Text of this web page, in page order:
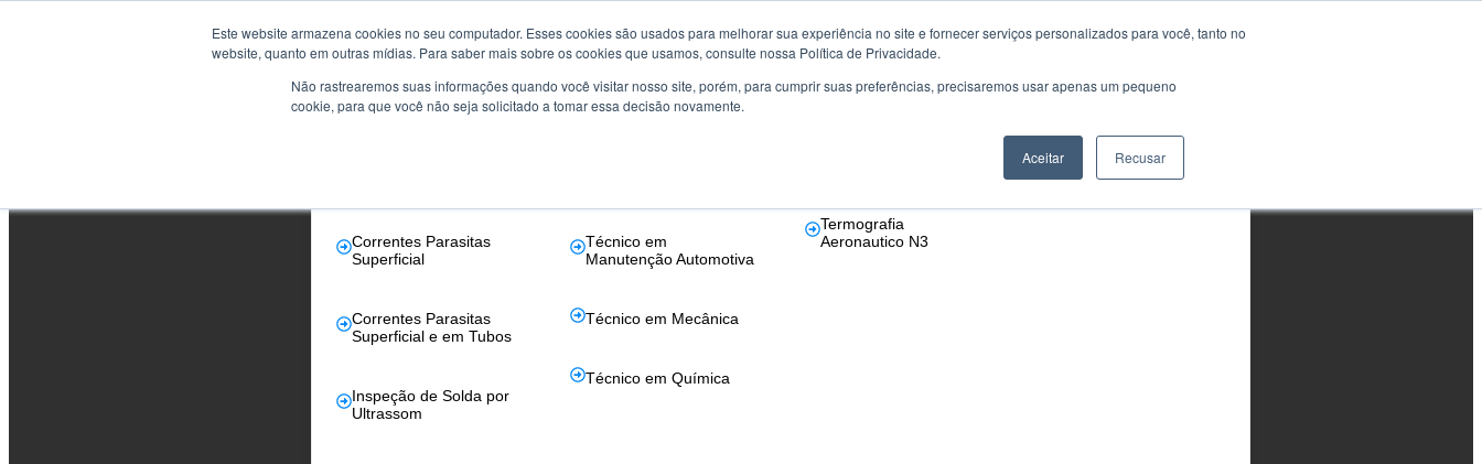
Este website armazena cookies no seu computador. Esses cookies são usados ​​para melhorar sua experiência no site e fornecer serviços personalizados para você, tanto no
website, quanto em outras mídias. Para saber mais sobre os cookies que usamos, consulte nossa Política de Privacidade.
Não rastrearemos suas informações quando você visitar nosso site, porém, para cumprir suas preferências, precisaremos usar apenas um pequeno
cookie, para que você não seja solicitado a tomar essa decisão novamente.
Aceitar Recusar
Cursos
Reconhecidos pela
Abendi
Correntes Parasitas
Superficial
Correntes Parasitas
Superficial e em Tubos
Inspeção de Solda por
Ultrassom
Certificação de
Competências
Técnico em
Manutenção Automotiva
Técnico em Mecânica
Técnico em Química
Aeronáutico
Termografia
Aeronautico N3
Treinamentos em
e SNT-TC-1A (ASNT)